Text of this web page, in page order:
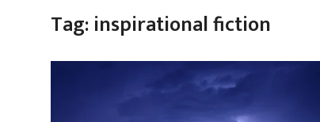
Tag: inspirational fiction